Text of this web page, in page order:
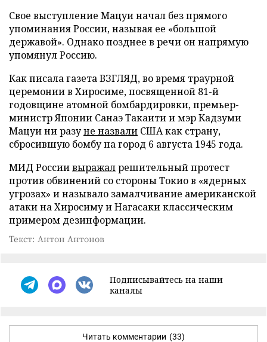
Свое выступление Мацуи начал без прямого
упоминания России, называя ее «большой
державой». Однако позднее в речи он напрямую
упомянул Россию.
Как писала газета ВЗГЛЯД, во время траурной
церемонии в Хиросиме, посвященной 81-й
годовщине атомной бомбардировки, премьер-
министр Японии Санаэ Такаити и мэр Кадзуми
Мацуи ни разуне назвали США как страну,
сбросившую бомбу на город 6 августа 1945 года.
МИД Россиивыражалрешительный протест
против обвинений со стороны Токио в «ядерных
угрозах» и называло замалчивание американской
атаки на Хиросиму и Нагасаки классическим
примером дезинформации.
Текст: Антон Антонов
Подписывайтесь на наши
каналы
Читать комментарии (33)